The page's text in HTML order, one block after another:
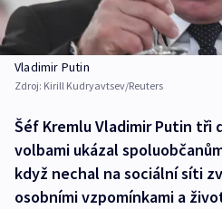
Vladimir Putin
Zdroj: Kirill Kudryavtsev/Reuters
Šéf Kremlu Vladimir Putin tři
volbami ukázal
když nechal na sociální síti
osobními vzpomínkami a